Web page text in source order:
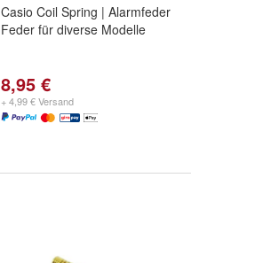
Casio Coil Spring | Alarmfeder
Feder für diverse Modelle
8,95 €
+ 4,99 € Versand